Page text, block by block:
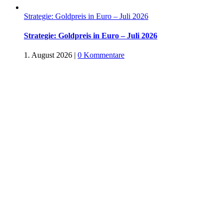
Strategie: Goldpreis in Euro – Juli 2026
Strategie: Goldpreis in Euro – Juli 2026
1. August 2026 | 0 Kommentare